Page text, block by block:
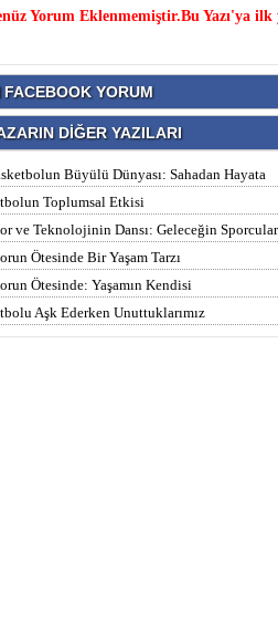
Yorum Eklenmemiştir.Bu Yazı'ya
FACEBOOK YORUM
DİĞER YAZILARI
Büyülü Dünyası: Sahadan Hayata
Toplumsal Etkisi
ve Teknolojinin Dansı: Geleceğin
Ötesinde Bir Yaşam Tarzı
Ötesinde: Yaşamın Kendisi
Aşk Ederken Unuttuklarımız